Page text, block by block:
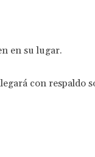
en su lugar.
con respaldo